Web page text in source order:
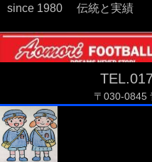
since 1980 伝統と実績
〒030-0845